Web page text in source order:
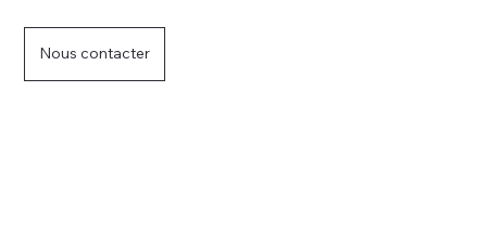
Nous contacter